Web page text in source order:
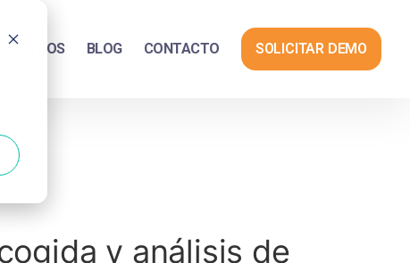
NOSOTROS BLOG CONTACTO SOLICITAR DEMO
y análisis de